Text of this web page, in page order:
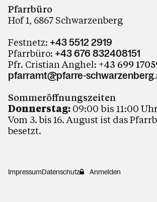
Pfarrbüro
Hof 1, 6867 Schwarzenberg
Festnetz: +43 5512 2919
Pfarrbüro: +43 676 832408151
Pfr. Cristian Anghel: +43 699
pfarramt@pfarre-
Sommeröffnungszeiten
Donnerstag: 09:00 bis 11:00 Uhr
Vom 3. bis 16. August ist das
besetzt.
ImpressumDatenschutz Anmelden